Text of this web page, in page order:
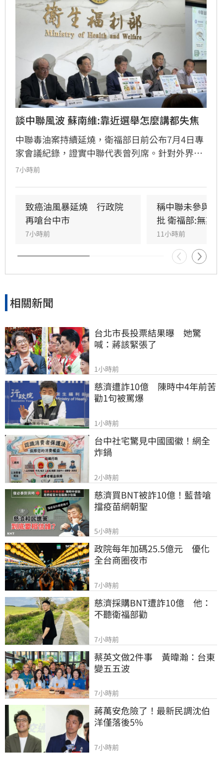
談中聯風波 蘇南維:靠近選舉怎麼講都失焦
中聯毒油案持續延燒，衛福部日前公布7月4日專
家會議紀錄，證實中聯代表曾列席。針對外界質
疑，與會的台大教授蘇南維還原現場，強調專家
演變為政治議題，並解釋當初主張「20%下架標
準」是基於營養標示的務實考量。（記者：簡浩
正）
7小時前
致癌油風暴延燒　行政院
再嗆台中市
7小時前
稱中聯未參與
批 衛福部:無欺
11小時前
相關新聞
台北市長投票結果曝　她驚
喊：蔣該緊張了
1小時前
慈濟遭詐10億　陳時中4年前苦
勸1句被罵爆
1小時前
台中社宅驚見中國國徽！網全
炸鍋
2小時前
慈濟買BNT被詐10億！藍昔嗆
擋疫苗網朝聖
5小時前
政院每年加碼25.5億元　優化
全台商圈夜市
7小時前
慈濟採購BNT遭詐10億　他：
不聽衛福部勸
7小時前
蔡英文做2件事　黃暐瀚：台東
變五五波
7小時前
蔣萬安危險了！最新民調沈伯
洋僅落後5%
7小時前